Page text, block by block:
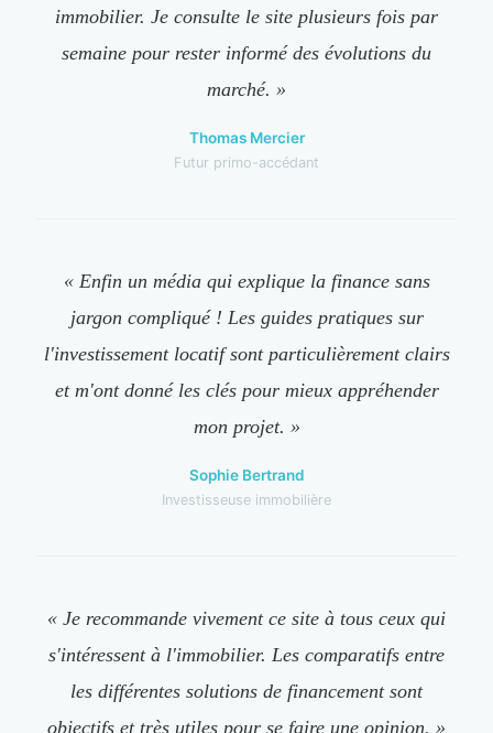
immobilier. Je consulte le site plusieurs fois par
semaine pour rester informé des évolutions du
marché. »
Thomas Mercier
Futur primo-accédant
« Enfin un média qui explique la finance sans
jargon compliqué ! Les guides pratiques sur
l'investissement locatif sont particulièrement clairs
et m'ont donné les clés pour mieux appréhender
mon projet. »
Sophie Bertrand
Investisseuse immobilière
« Je recommande vivement ce site à tous ceux qui
s'intéressent à l'immobilier. Les comparatifs entre
les différentes solutions de financement sont
objectifs et très utiles pour se faire une opinion. »